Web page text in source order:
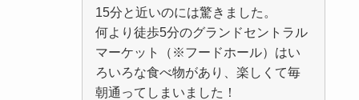
15分と近いのには驚きました。
何より徒歩5分のグランドセントラル
マーケット（※フードホール）はい
ろいろな食べ物があり、楽しくて毎
朝通ってしまいました！